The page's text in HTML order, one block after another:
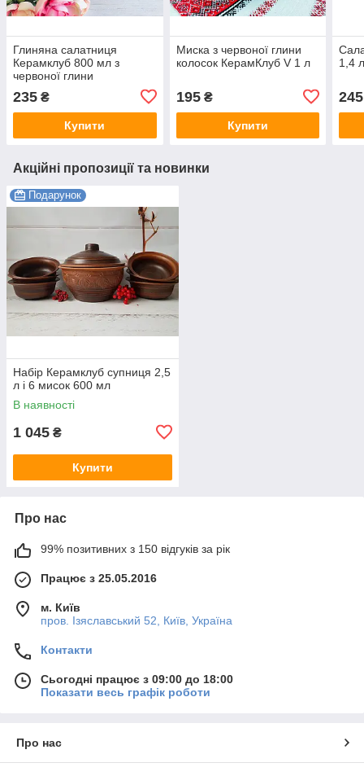
Глиняна салатниця
Керамклуб 800 мл з
червоної глини
235 ₴
Купити
Миска з червоної глини
колосок КерамКлуб V 1 л
195₴
Купити
1,4
245
Акційні пропозиції та новинки
Подарунок
Набір Керамклуб супниця 2,5
л і 6 мисок 600 мл
В наявності
1 045 ₴
Купити
Про нас
99% позитивних з 150 відгуків за рік
Працює з 25.05.2016
м. Київ
пров. Ізяславський 52, Київ, Україна
Контакти
Сьогодні працює з 09:00 до 18:00
Показати весь графік роботи
Про нас